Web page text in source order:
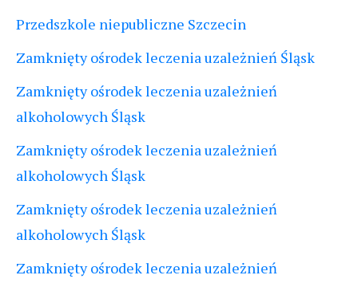
Przedszkole niepubliczne Szczecin
Zamknięty ośrodek leczenia uzależnień Śląsk
Zamknięty ośrodek leczenia uzależnień
alkoholowych Śląsk
Zamknięty ośrodek leczenia uzależnień
alkoholowych Śląsk
Zamknięty ośrodek leczenia uzależnień
alkoholowych Śląsk
Zamknięty ośrodek leczenia uzależnień